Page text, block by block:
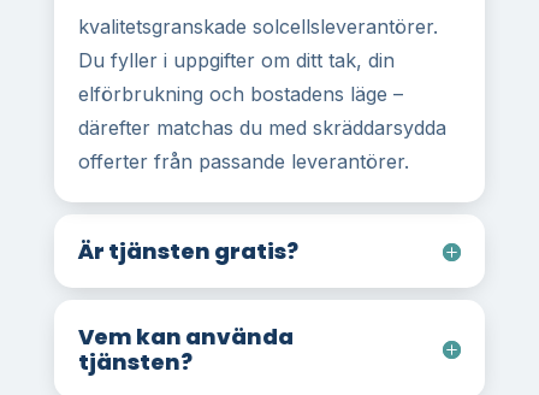
kvalitetsgranskade solcellsleverantörer.
Du fyller i uppgifter om ditt tak, din
elförbrukning och bostadens läge –
därefter matchas du med skräddarsydda
offerter från passande leverantörer.
Är tjänsten gratis?
Vem kan använda
tjänsten?